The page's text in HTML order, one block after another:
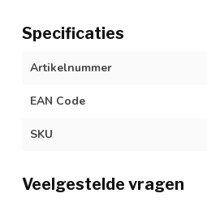
Specificaties
Artikelnummer
EAN Code
SKU
Veelgestelde vragen